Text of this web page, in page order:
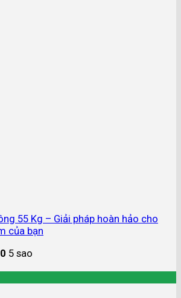
55 Kg – Giải pháp hoàn hảo cho
của bạn
5 sao